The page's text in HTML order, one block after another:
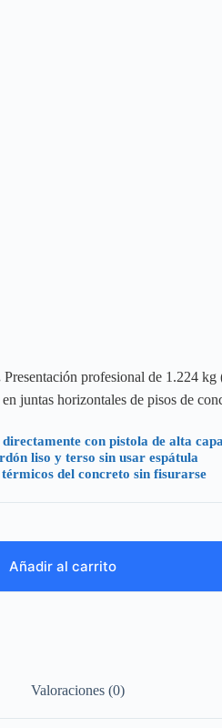
Presentación profesional de 1.224
juntas horizontales de pisos de
con pistola de alta
liso y terso sin usar espátula
del concreto sin fisurarse
Añadir al carrito
Valoraciones (0)